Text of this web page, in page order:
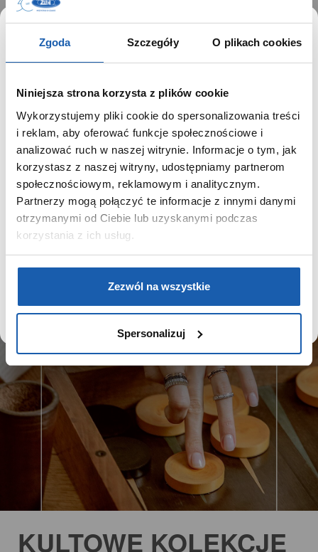
Zgoda Szczegóły O plikach cookies
Niniejsza strona korzysta z plików cookie
Wykorzystujemy pliki cookie do spersonalizowania treści
i reklam, aby oferować funkcje społecznościowe i
analizować ruch w naszej witrynie. Informacje o tym, jak
korzystasz z naszej witryny, udostępniamy partnerom
społecznościowym, reklamowym i analitycznym.
Partnerzy mogą połączyć te informacje z innymi danymi
otrzymanymi od Ciebie lub uzyskanymi podczas
korzystania z ich usług.
Zezwól na wszystkie
Spersonalizuj
Mistrzostwo francuskiego złotnictwa przejawia się w
pionierskim systemie klasyfikacji kruszców i metali
szlachetnych. Diamenty wykorzystane w biżuterii Boucheron
są wręcz doskonałe. Kolekcje marki ewoluują wraz z modą.
produkcji od lat przebiega w zgodzie z tradycją wypracowaną
ponad półtora wieku temu przez założycieli domu jubilerskiego
Boucheron.
SPRAWDŹ NA NOBLEPLACE.PL
KULTOWE KOLEKCJE
SZANOWNY UŻYTKOWNIKU,
SZANOWNA UŻYTKOWNICZKO
Używamy plików cookie w celach analitycznych,
statystycznych i marketingowych, w tym aby analizować
ruch w tej witrynie, optymalizować jej działanie oraz
zapamiętywać Twoje preferencje.